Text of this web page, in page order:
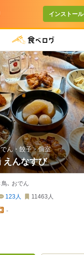
インストール
ん・餃子・個室
えんなすび
､ おでん
123人 11463 人
-
コースで使えるクーポン
ーポンを利用せず予約する